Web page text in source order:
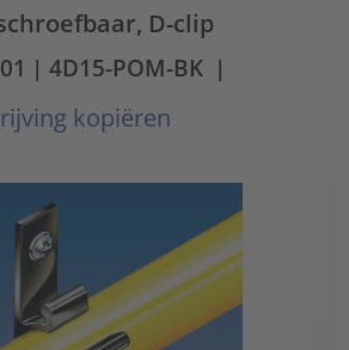
D-clip
| 4D15-POM-BK |
kopiëren